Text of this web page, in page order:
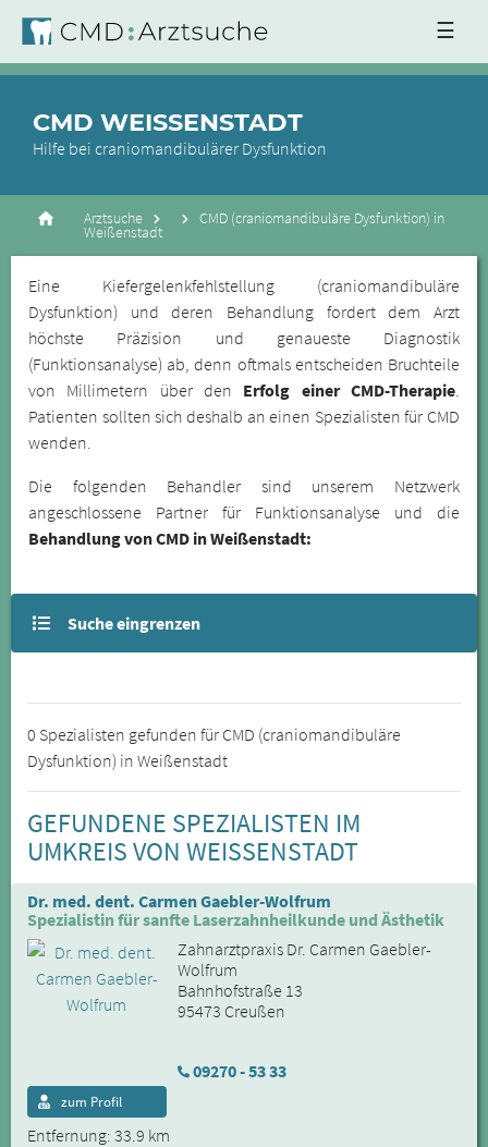
☰
CMD WEISSENSTADT
Hilfe bei craniomandibulärer Dysfunktion
Arztsuche CMD (craniomandibuläre Dysfunktion) in
Weißenstadt
Eine Kiefergelenkfehlstellung (craniomandibuläre
Dysfunktion) und deren Behandlung fordert dem Arzt
höchste Präzision und genaueste Diagnostik
(Funktionsanalyse) ab, denn oftmals entscheiden Bruchteile
von Millimetern über den Erfolg einer CMD-Therapie.
Patienten sollten sich deshalb an einen Spezialisten für CMD
wenden.
Die folgenden Behandler sind unserem Netzwerk
angeschlossene Partner für Funktionsanalyse und die
Behandlung von CMD in Weißenstadt:
Suche eingrenzen
0 Spezialisten gefunden für CMD (craniomandibuläre
Dysfunktion) in Weißenstadt
GEFUNDENE SPEZIALISTEN IM
UMKREIS VON WEISSENSTADT
Dr. med. dent. Carmen Gaebler-Wolfrum
Spezialistin für sanfte Laserzahnheilkunde und Ästhetik
Zahnarztpraxis Dr. Carmen Gaebler-
Wolfrum
Bahnhofstraße 13
95473 Creußen
09270 - 53 33
Entfernung: 33.9 km
zum Profil